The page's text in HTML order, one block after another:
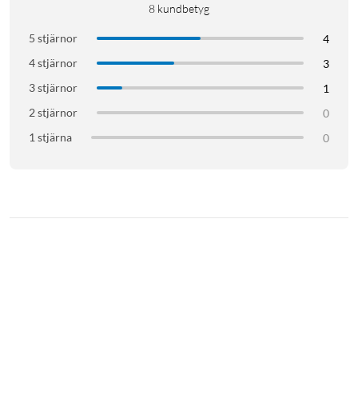
8 kundbetyg
5 stjärnor
4
4 stjärnor
3
3 stjärnor
1
2 stjärnor
0
1 stjärna
0